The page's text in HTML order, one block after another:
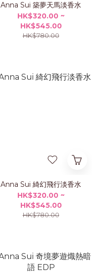
Anna Sui 築夢天馬淡香水
HK$320.00 ~
HK$545.00
HK$780.00
Anna Sui 綺幻飛行淡香水
HK$320.00 ~
HK$545.00
HK$780.00